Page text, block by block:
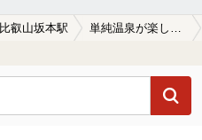
比叡山坂本駅 単純温泉が楽しめる比叡山坂本駅近くの温泉、日帰り温泉、スーパー銭湯おすすめ